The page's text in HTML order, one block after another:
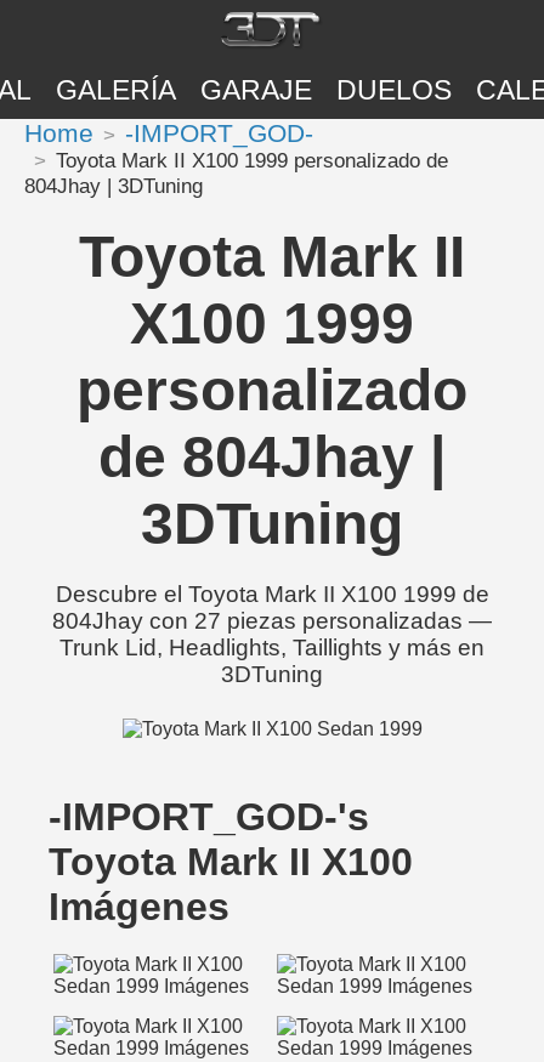
GALERÍA GARAJE DUELOS
Home -IMPORT_GOD-
Toyota Mark II X100 1999 personalizado de
804Jhay | 3DTuning
Toyota Mark II
X100 1999
personalizado
de 804Jhay |
3DTuning
Descubre el Toyota Mark II X100 1999 de
804Jhay con 27 piezas personalizadas —
Trunk Lid, Headlights, Taillights y más en
3DTuning
-IMPORT_GOD-'s
Toyota Mark II X100
Imágenes